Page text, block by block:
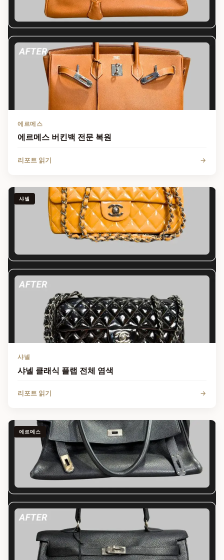
에르메스
에르메스 버킨백 전문 복원
리포트 읽기 →
샤넬
샤넬
샤넬 클래식 플랩 전체 염색
리포트 읽기 →
에르메스